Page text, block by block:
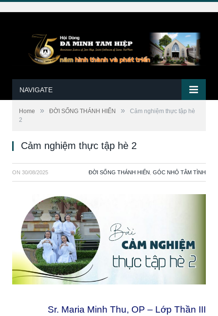
NAVIGATE
Home » ĐỜI SỐNG THÁNH HIẾN »
Cảm nghiệm thực tập hè
2
Cảm nghiệm thực tập hè 2
ON 30/08/2025 ĐỜI SỐNG THÁNH HIẾN GÓC NHỎ TÂM TÌNH
Sr. Maria Minh Thu, OP – Lớp Thần III